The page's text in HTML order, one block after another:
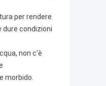
per rendere
dure condizioni
non c'è
morbido.